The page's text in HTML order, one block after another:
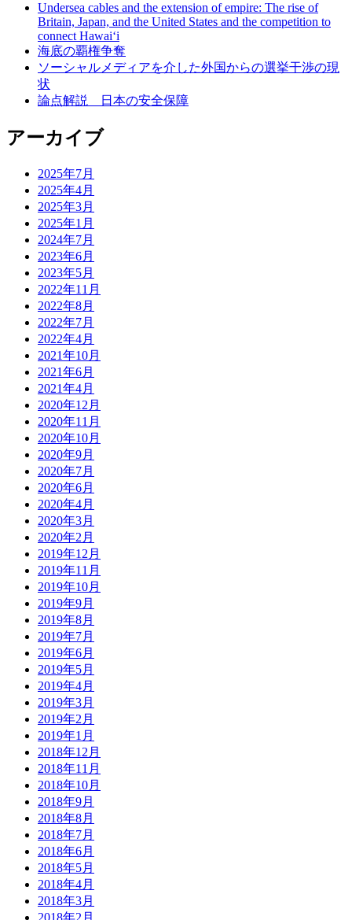
Undersea cables and the extension of empire: The rise of
Britain, Japan, and the United States and the competition to
connect Hawai‘i
海底の覇権争奪
ソーシャルメディアを介した外国からの選挙干渉の現
状
論点解説 日本の安全保障
アーカイブ
2025年7月
2025年4月
2025年3月
2025年1月
2024年7月
2023年6月
2023年5月
2022年11月
2022年8月
2022年7月
2022年4月
2021年10月
2021年6月
2021年4月
2020年12月
2020年11月
2020年10月
2020年9月
2020年7月
2020年6月
2020年4月
2020年3月
2020年2月
2019年12月
2019年11月
2019年10月
2019年9月
2019年8月
2019年7月
2019年6月
2019年5月
2019年4月
2019年3月
2019年2月
2019年1月
2018年12月
2018年11月
2018年10月
2018年9月
2018年8月
2018年7月
2018年6月
2018年5月
2018年4月
2018年3月
2018年2月